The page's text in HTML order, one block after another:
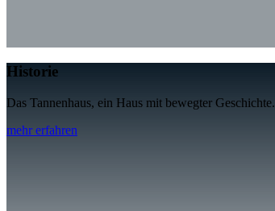
Historie
Das Tannenhaus, ein Haus mit bewegter Geschichte.
mehr erfahren